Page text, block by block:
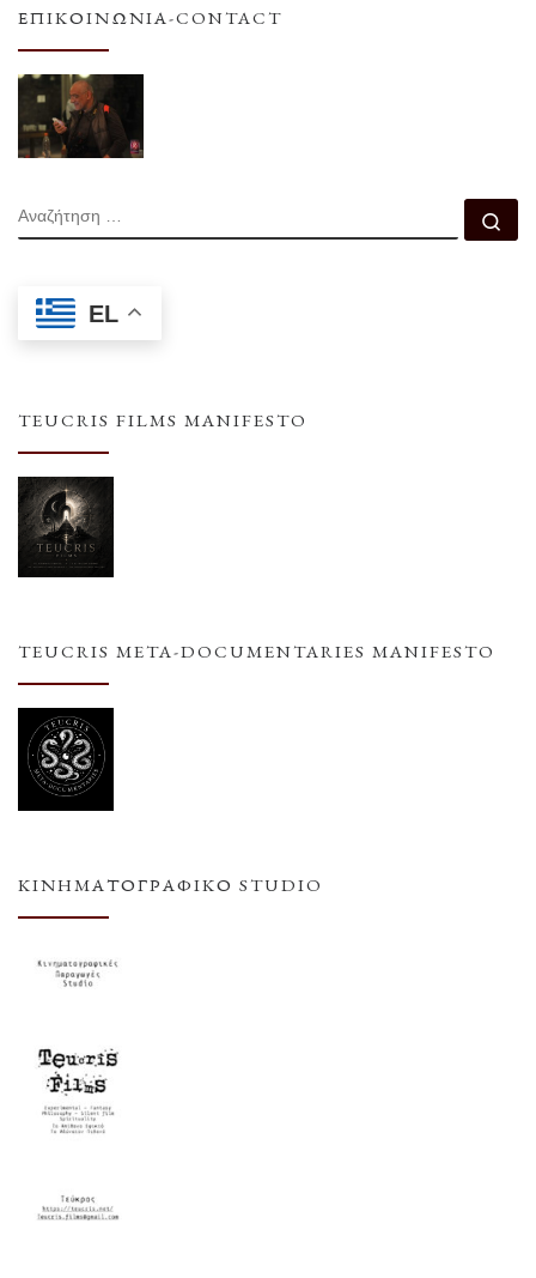
ΕΠΙΚΟΙΝΩΝΊΑ-CONTACT
ΑΝΑΖΉΤΗΣΗ
EL
TEUCRIS FILMS MANIFESTO
TEUCRIS META-DOCUMENTARIES MANIFESTO
ΚΙΝΗΜΑΤΟΓΡΑΦΙΚΌ STUDIO